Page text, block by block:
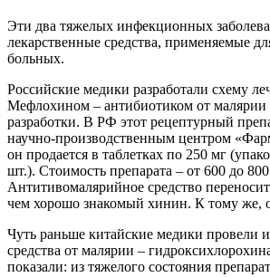
Эти два тяжелых инфекционных
лекарственные средства, применяемые
больных.
Российские медики разработали схему
Мефлохином – антибиотиком от малярии
разработки. В РФ этот рецептурный
научно-производственным центром
он продается в таблетках по 250 мг
шт.). Стоимость препарата – от 600 до
Антитивомалярийное средство
чем хорошо знакомый хинин. К тому же,
Чуть раньше китайские медики провели
средства от малярии –
показали: из тяжелого состояния